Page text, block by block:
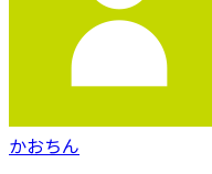
かおちん